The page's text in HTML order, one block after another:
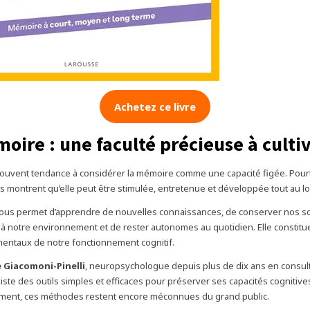
Achetez ce livre
: une faculté précieuse à
tendance à considérer la mémoire comme une capacité figée.
montrent qu’elle peut être stimulée, entretenue et développée tout au
permet d’apprendre de nouvelles connaissances, de conserver nos
notre environnement et de rester autonomes au quotidien. Elle
de notre fonctionnement cognitif.
Giacomoni-Pinelli, neuropsychologue depuis plus de dix ans en
des outils simples et efficaces pour préserver ses capacités
ces méthodes restent encore méconnues du grand public.